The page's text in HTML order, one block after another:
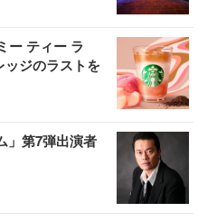
ー ティー ラ
ッジのラストを
」第7弾出演者